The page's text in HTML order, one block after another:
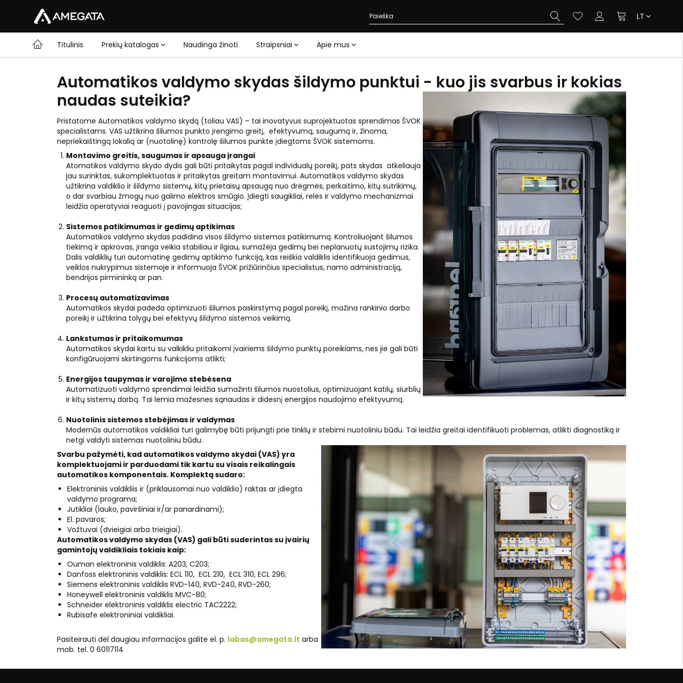
LT
Titulinis Prekių katalogas Naudinga žinoti Straipsniai Apie mus
Automatikos valdymo skydas šildymo punktui - kuo jis svarbus ir kokias
naudas suteikia?
Pristatome Automatikos valdymo skydą (toliau VAS) – tai inovatyvus suprojektuotas sprendimas ŠVOK
specialistams. VAS užtikrina šilumos punkto įrengimo greitį, efektyvumą, saugumą ir, žinoma,
nepriekaištingą lokalią ar (nuotolinę) kontrolę šilumos punkte įdiegtoms ŠVOK sistemoms.
Montavimo greitis, saugumas ir apsauga įrangai
Atomatikos valdymo skydo dydis gali būti pritaikytas pagal individualų poreikį, pats skydas atkeliauja
jau surinktas, sukomplektuotas ir pritaikytas greitam montavimui. Automatikos valdymo skydas
užtikrina valdiklio ir šildymo sistemų, kitų prietaisų apsaugą nuo drėgmės, perkaitimo, kitų sutrikimų,
o dar svarbiau žmogų nuo galimo elektros smūgio. Įdiegti saugikliai, relės ir valdymo mechanizmai
leidžia operatyviai reaguoti į pavojingas situacijas;
Sistemos patikimumas ir gedimų aptikimas
Automatikos valdymo skydas padidina visos šildymo sistemos patikimumą. Kontroliuojant šilumos
tiekimą ir apkrovas, įranga veikia stabiliau ir ilgiau, sumažėja gedimų bei neplanuotų sustojimų rizika.
Dalis valdiklių turi automatinę gedimų aptikimo funkciją, kas reiškia valdiklis identifikuoja gedimus,
veiklos nukrypimus sistemoje ir informuoja ŠVOK prižiūrinčius specialistus, namo administraciją,
bendrijos pirmininką ar pan.
Procesų automatizavimas
Automatikos skydai padeda optimizuoti šilumos paskirstymą pagal poreikį, mažina rankinio darbo
poreikį ir užtikrina tolygų bei efektyvų šildymo sistemos veikimą.
Lankstumas ir pritaikomumas
Automatikos skydai kartu su valkikliu pritaikomi įvairiems šildymo punktų poreikiams, nes jie gali būti
konfigūruojami skirtingoms funkcijoms atlikti;
Energijos taupymas ir varojimo stebėsena
Automatizuoti valdymo sprendimai leidžia sumažinti šilumos nuostolius, optimizuojant katilų, siurblių
ir kitų sistemų darbą. Tai lemia mažesnes sąnaudas ir didesnį energijos naudojimo efektyvumą.
Nuotolinis sistemos stebėjimas ir valdymas
Modernūs automatikos valdikliai turi galimybę būti prijungti prie tinklų ir stebimi nuotoliniu būdu. Tai leidžia greitai identifikuoti problemas, atlikti diagnostiką ir
netgi valdyti sistemas nuotoliniu būdu.
Svarbu pažymėti, kad automatikos valdymo skydai (VAS) yra
komplektuojami ir parduodami tik kartu su visais reikalingais
automatikos komponentais. Komplektą sudaro:
Elektroniniis valdikliis ir (priklausomai nuo valdiklio) raktas ar įdiegta
valdymo programa;
Jutikliai (lauko, paviršiniai ir/ar panardinami);
El. pavaros;
Vožtuvai (dvieigiai arba trieigiai).
Automatikos valdymo skydas (VAS) gali būti suderintas su įvairių
gamintojų valdikliais tokiais kaip:
Ouman elektroninis valdiklis: A203, C203;
Danfoss elektroninis valdiklis: ECL 110, ECL 210, ECL 310, ECL 296;
Siemens elektroninis valdiklis RVD-140, RVD-240, RVD-260;
Honeywell elektroninis valdiklis MVC-80;
Schneider elektroninis valdiklis electric TAC2222;
Rubisafe elektroniniai valdikliai.
Pasiteirauti dėl daugiau informacijos galite el. p. labas@amegata.lt arba
mob. tel. 0 60117114